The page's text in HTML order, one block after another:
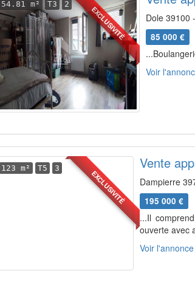
EXCLUSIVITÉ
54.81 m² T3 2
Dole 39100
85 000 €
Voir
EXCLUSIVITÉ
123 m² T5 3 Vente
Dampierre
195 000 €
...Il
ouverte avec
Voir l'annonce